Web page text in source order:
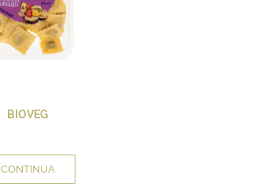
BIOVEG
CONTINUA